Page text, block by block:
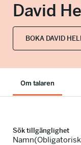
David
BOKA DAVID
Om talaren
Sök tillgänglighet
Namn